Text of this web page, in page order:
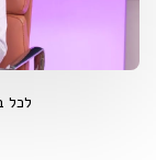
לכל